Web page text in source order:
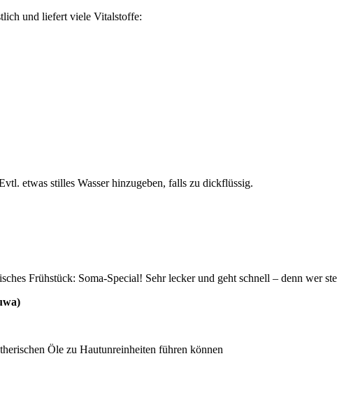
und liefert viele Vitalstoffe:
etwas stilles Wasser hinzugeben, falls zu dickflüssig.
Frühstück: Soma-Special! Sehr lecker und geht schnell – denn wer
Öle zu Hautunreinheiten führen können